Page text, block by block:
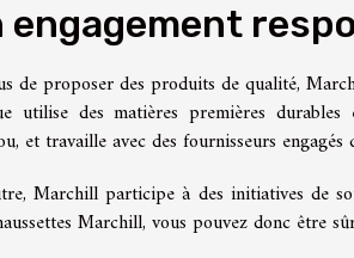
engagement
de proposer des produits de qualité,
utilise des matières premières
et travaille avec des fournisseurs engagés
Marchill participe à des initiatives de
Marchill, vous pouvez donc être